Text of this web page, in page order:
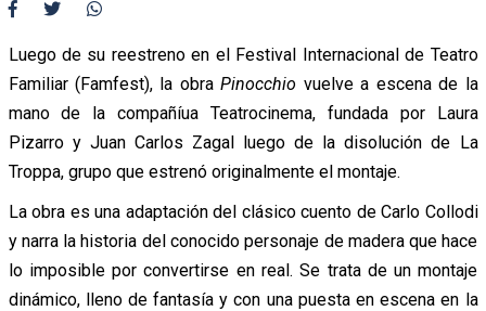
Luego de su reestreno en el Festival Internacional de Teatro
Familiar (Famfest), la obraPinocchio vuelve a escena de la
mano de la compañíua Teatrocinema, fundada por Laura
Pizarro y Juan Carlos Zagal luego de la disolución de La
Troppa, grupo que estrenó originalmente el montaje.
La obra es una adaptación del clásico cuento de Carlo Collodi
y narra la historia del conocido personaje de madera que hace
lo imposible por convertirse en real. Se trata de un montaje
dinámico, lleno de fantasía y con una puesta en escena en la